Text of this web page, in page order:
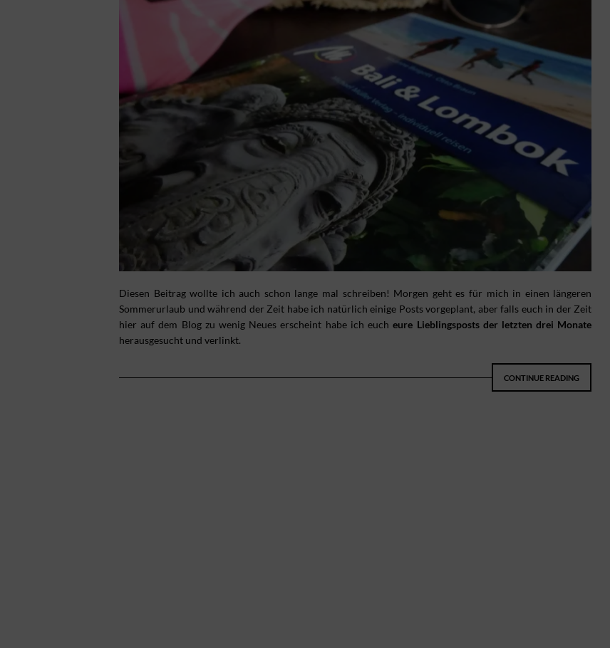
Diesen Beitrag wollte ich auch schon lange mal schreiben! Morgen geht es für mich in einen längeren
Sommerurlaub und während der Zeit habe ich natürlich einige Posts vorgeplant, aber falls euch in der Zeit
hier auf dem Blog zu wenig Neues erscheint habe ich eucheure Lieblingsposts der letzten drei Monate
herausgesucht und verlinkt.
CONTINUE READING